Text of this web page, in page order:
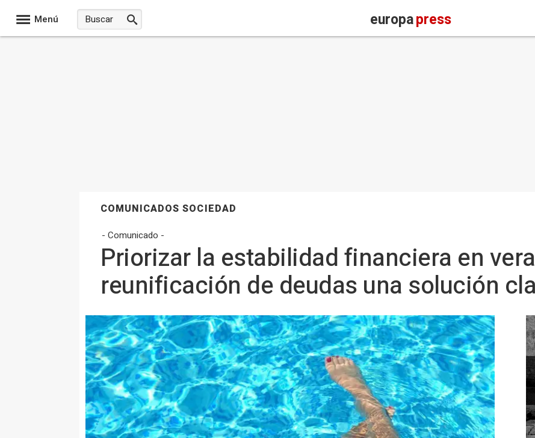
Menú europapress
COMUNICADOS SOCIEDAD
- Comunicado -
Priorizar la estabilidad financiera en
reunificación de deudas una solución